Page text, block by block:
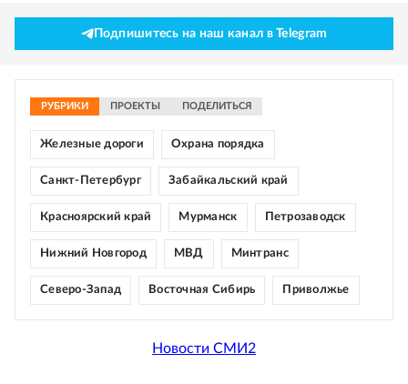
Подпишитесь на наш канал в Telegram
РУБРИКИ ПРОЕКТЫ ПОДЕЛИТЬСЯ
Железные дороги Охрана порядка
Санкт-Петербург Забайкальский край
Красноярский край Мурманск Петрозаводск
Нижний Новгород МВД Минтранс
Северо-Запад Восточная Сибирь Приволжье
Новости СМИ2